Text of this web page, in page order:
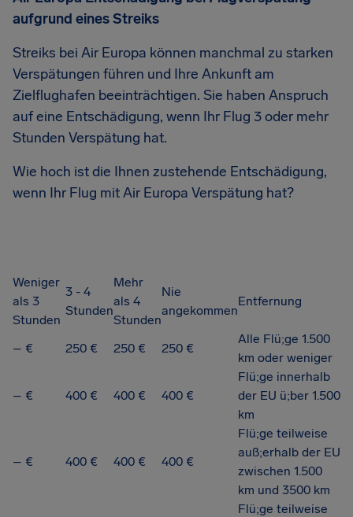
aufgrund eines Streiks
Streiks bei Air Europa können manchmal zu starken
Verspätungen führen und Ihre Ankunft am
Zielflughafen beeinträchtigen. Sie haben Anspruch
auf eine Entschädigung, wenn Ihr Flug 3 oder mehr
Stunden Verspätung hat.
Wie hoch ist die Ihnen zustehende Entschädigung,
wenn Ihr Flug mit Air Europa Verspätung hat?
Weniger
als 3
Stunden
3 - 4
Stunden
Mehr
als 4
Stunden
Nie
angekommen
Entfernung
– € 250 € 250 € 250 €
Alle Flü;ge 1.500
km oder weniger
– € 400 € 400 € 400 €
Flü;ge innerhalb
der EU ü;ber 1.500
km
– € 400 € 400 € 400 €
Flü;ge teilweise
auß;erhalb der EU
zwischen 1.500
km und 3500 km
Flü;ge teilweise